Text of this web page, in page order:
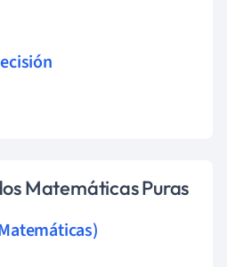
Matemáticas Puras